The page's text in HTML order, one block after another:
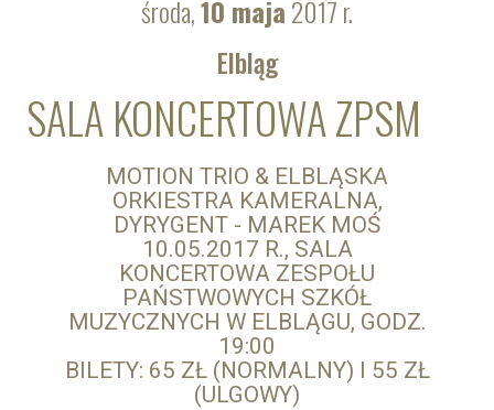
środa,10 maja2017 r.
Elbląg
SALA KONCERTOWA ZPSM
MOTION TRIO & ELBLĄSKA
ORKIESTRA KAMERALNA,
DYRYGENT - MAREK MOŚ
10.05.2017 R., SALA
KONCERTOWA ZESPOŁU
PAŃSTWOWYCH SZKÓŁ
MUZYCZNYCH W ELBLĄGU, GODZ.
19:00
BILETY: 65 ZŁ (NORMALNY) I 55 ZŁ
(ULGOWY)